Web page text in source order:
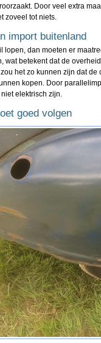
Door veel extra
zoveel tot niets.
import buitenland
lopen, dan moeten er
wat betekent dat de
het zo kunnen zijn dat
kopen. Door
elektrisch zijn.
goed volgen